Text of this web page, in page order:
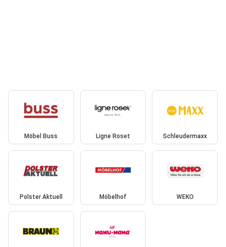
Möbel Buss Ligne Roset Schleudermaxx
Polster Aktuell Möbelhof WEKO